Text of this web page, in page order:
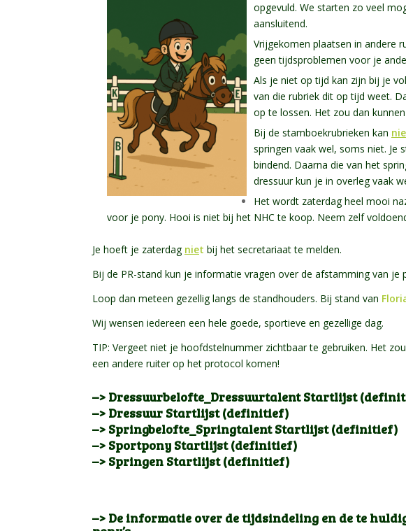
opgevuld. We starten zo veel
aansluitend.
Vrijgekomen plaatsen in andere
geen tijdsproblemen voor je
Als je niet op tijd kan zijn bij je
van die rubriek dit op tijd weet.
op te lossen. Het zou dan
Bij de stamboekrubrieken kan
springen vaak wel, soms niet. Je
bindend. Daarna die van het
dressuur kun je in overleg vaak
Het wordt zaterdag heel mooi
voor je pony. Hooi is niet bij het NHC te koop. Neem zelf
Je hoeft je zaterdag niet bij het secretariaat te melden.
Bij de PR-stand kun je informatie vragen over de afstamming van je
Loop dan meteen gezellig langs de standhouders. Bij stand van
Wij wensen iedereen een hele goede, sportieve en gezellige dag.
TIP: Vergeet niet je hoofdstelnummer zichtbaar te gebruiken. Het
een andere ruiter op het protocol komen!
–> Dressuurbelofte_Dressuurtalent Startlijst
–> Dressuur Startlijst (definitief)
–> Springbelofte_Springtalent Startlijst (definitief)
–> Sportpony Startlijst (definitief)
–> Springen Startlijst (definitief)
–> De informatie over de tijdsindeling en de te